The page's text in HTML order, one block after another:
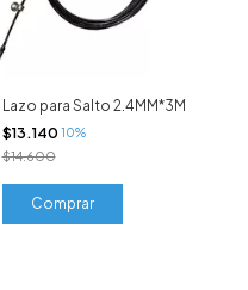
Lazo para Salto 2.4MM*3M
$13.140 10%
$14.600